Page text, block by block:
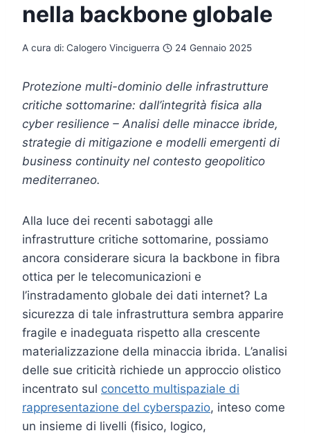
nella backbone globale
A cura di: Calogero Vinciguerra 24 Gennaio 2025
Protezione multi-dominio delle infrastrutture
critiche sottomarine: dall’integrità fisica alla
cyber resilience – Analisi delle minacce ibride,
strategie di mitigazione e modelli emergenti di
business continuity nel contesto geopolitico
mediterraneo.
Alla luce dei recenti sabotaggi alle
infrastrutture critiche sottomarine, possiamo
ancora considerare sicura la backbone in fibra
ottica per le telecomunicazioni e
l’instradamento globale dei dati internet? La
sicurezza di tale infrastruttura sembra apparire
fragile e inadeguata rispetto alla crescente
materializzazione della minaccia ibrida. L’analisi
delle sue criticità richiede un approccio olistico
incentrato sul concetto multispaziale di
rappresentazione del cyberspazio, inteso come
un insieme di livelli (fisico, logico,